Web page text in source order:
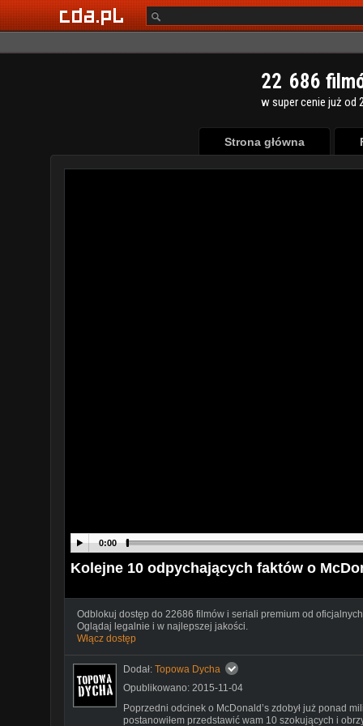
22 686
w super cenie już od
Strona główna
0:00
Kolejne 10 odpychających faktów o
Odblokuj dostęp do 22686 filmów i seriali premium od
Oglądaj legalnie i w najlepszej jakości.
Włącz dostęp
Dodał: Topowa Dycha
Opublikowano: 2015-11-04
Poprzedni odcinek o McDonald’s zdobył już ponad
postanowiłem przedstawić wam 10 szokujących i